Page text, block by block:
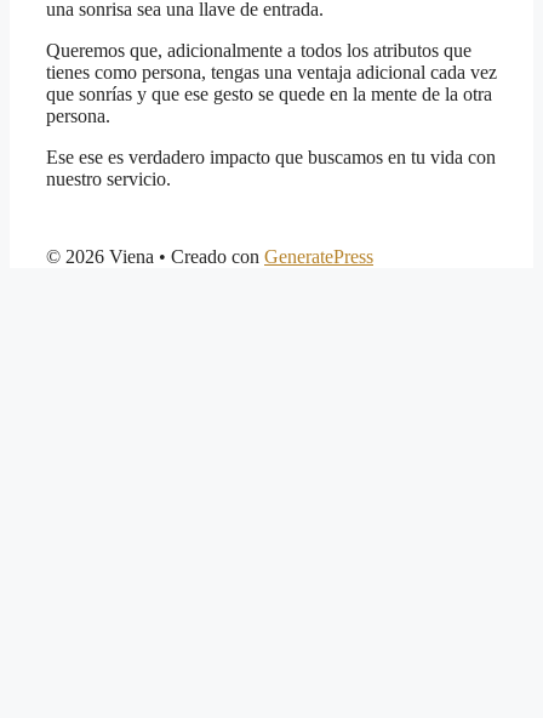
una sonrisa sea una llave de entrada.
Queremos que, adicionalmente a todos los atributos que
tienes como persona, tengas una ventaja adicional cada vez
que sonrías y que ese gesto se quede en la mente de la otra
persona.
Ese ese es verdadero impacto que buscamos en tu vida con
nuestro servicio.
© 2026 Viena • Creado con GeneratePress